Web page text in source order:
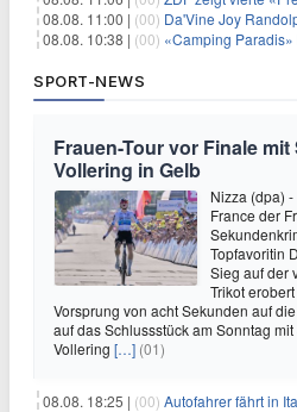
08.08. 11:00 | (00) Da'Vine Joy Randolph
08.08. 10:38 | (00) «Camping Paradis»
SPORT-NEWS
Frauen-Tour vor Finale
Vollering in Gelb
Nizza (dpa)
France der
Topfavoritin
Sieg auf der
Trikot
Vorsprung von acht Sekunden auf
auf das Schlussstück am Sonntag
Vollering […] (01)
08.08. 18:25 | (00) Autofahrer fährt in